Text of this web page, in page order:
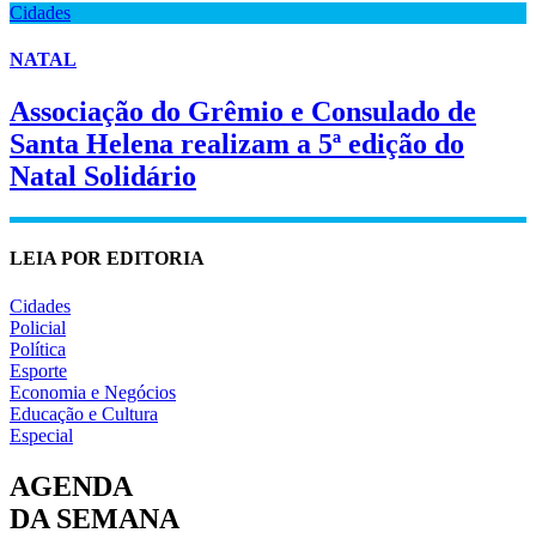
Cidades
NATAL
Associação do Grêmio e Consulado de
Santa Helena realizam a 5ª edição do
Natal Solidário
LEIA POR EDITORIA
Cidades
Policial
Política
Esporte
Economia e Negócios
Educação e Cultura
Especial
AGENDA
DA SEMANA